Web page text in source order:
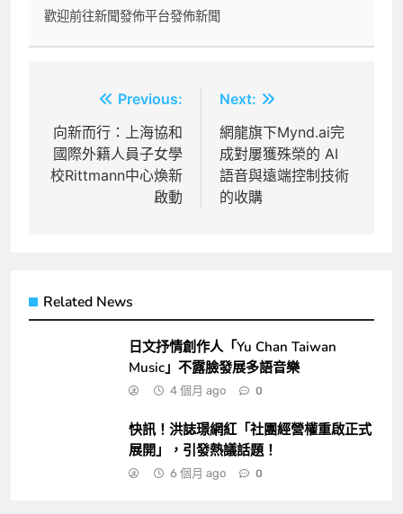
歡迎前往新聞發佈平台發佈新聞
章
導
Previous:
向新而行：上海協和
國際外籍人員子女學
校Rittmann中心煥新
啟動
Next:
網龍旗下Mynd.ai完
成對屢獲殊榮的 AI
語音與遠端控制技術
的收購
Related News
日文抒情創作人「Yu Chan Taiwan
Music」不露臉發展多語音樂
4 個月 ago 0
快訊！洪誌璟網紅「社團經營權重啟正式
展開」，引發熱議話題！
6 個月 ago 0